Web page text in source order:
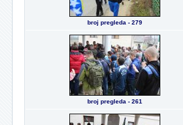
broj pregleda - 279
broj pregleda - 261